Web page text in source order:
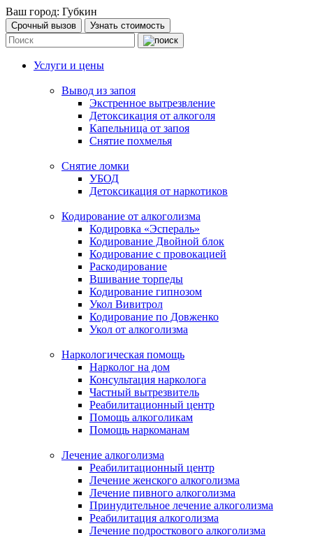
Ваш город: Губкин
Срочный вызов Узнать стоимость
Услуги и цены
Вывод из запоя
Экстренное вытрезвление
Детоксикация от алкоголя
Капельница от запоя
Снятие похмелья
Снятие ломки
УБОД
Детоксикация от наркотиков
Кодирование от алкоголизма
Кодировка «Эспераль»
Кодирование Двойной блок
Кодирование с провокацией
Раскодирование
Вшивание торпеды
Кодирование гипнозом
Укол Вивитрол
Кодирование по Довженко
Укол от алкоголизма
Наркологическая помощь
Нарколог на дом
Консультация нарколога
Частный вытрезвитель
Реабилитационный центр
Помощь алкоголикам
Помощь наркоманам
Лечение алкоголизма
Реабилитационный центр
Лечение женского алкоголизма
Лечение пивного алкоголизма
Принудительное лечение алкоголизма
Реабилитация алкоголизма
Лечение подросткового алкоголизма